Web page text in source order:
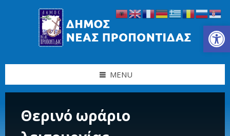
Ανοίξτε τη γραμμή εργαλείων
MENU
Θερινό ωράριο